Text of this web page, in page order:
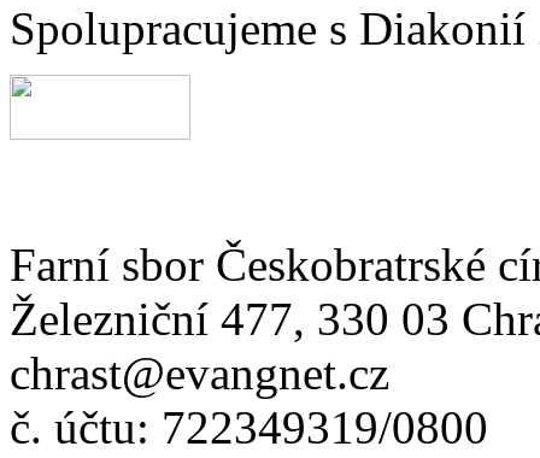
Spolupracujeme s Diakonií
Farní sbor Českobratrské
Železniční 477, 330 03
chrast@evangnet.cz
č. účtu: 722349319/0800